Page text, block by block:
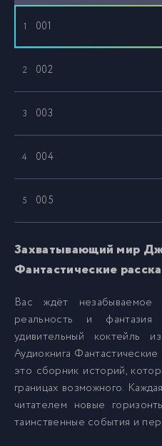
1 001
2 002
3 003
4 004
5 005
006
008
9 009
10 010
Захватывающий мир
Фантастические
Вас ждёт
реальность и фантазия
удивительный коктейль
Аудиокнига
это сборник историй,
границах возможного.
читателем новые
таинственные события и